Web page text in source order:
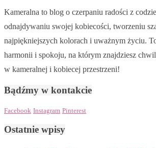
Kameralna to blog o czerpaniu radości z
odnajdywaniu swojej kobiecości, tworzeniu
najpiękniejszych kolorach i uważnym życiu.
harmonii i spokoju, na którym znajdziesz
w kameralnej i kobiecej przestrzeni!
Bądźmy w kontakcie
Facebook Instagram Pinterest
Ostatnie wpisy